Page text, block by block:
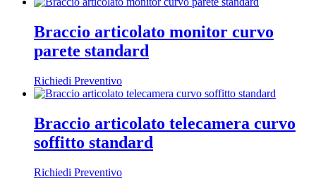
Braccio articolato monitor curvo
parete standard
Richiedi Preventivo
Braccio articolato telecamera curvo
soffitto standard
Richiedi Preventivo